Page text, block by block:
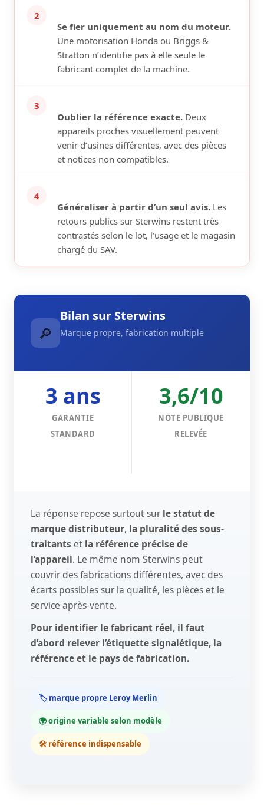
2
Se fier uniquement au nom du moteur.
Une motorisation Honda ou Briggs &
Stratton n’identifie pas à elle seule le
fabricant complet de la machine.
3
Oublier la référence exacte. Deux
appareils proches visuellement peuvent
venir d’usines différentes, avec des pièces
et notices non compatibles.
4
Généraliser à partir d’un seul avis. Les
retours publics sur Sterwins restent très
contrastés selon le lot, l’usage et le magasin
chargé du SAV.
🔎
Bilan sur Sterwins
Marque propre, fabrication multiple
3 ans
GARANTIE
STANDARD
3,6/10
NOTE PUBLIQUE
RELEVÉE
La réponse repose surtout sur le statut de
marque distributeur, la pluralité des sous-
traitants et la référence précise de
l’appareil. Le même nom Sterwins peut
couvrir des fabrications différentes, avec des
écarts possibles sur la qualité, les pièces et le
service après-vente.
Pour identifier le fabricant réel, il faut
d’abord relever l’étiquette signalétique, la
référence et le pays de fabrication.
🏷️ marque propre Leroy Merlin
🌍 origine variable selon modèle
🛠️ référence indispensable